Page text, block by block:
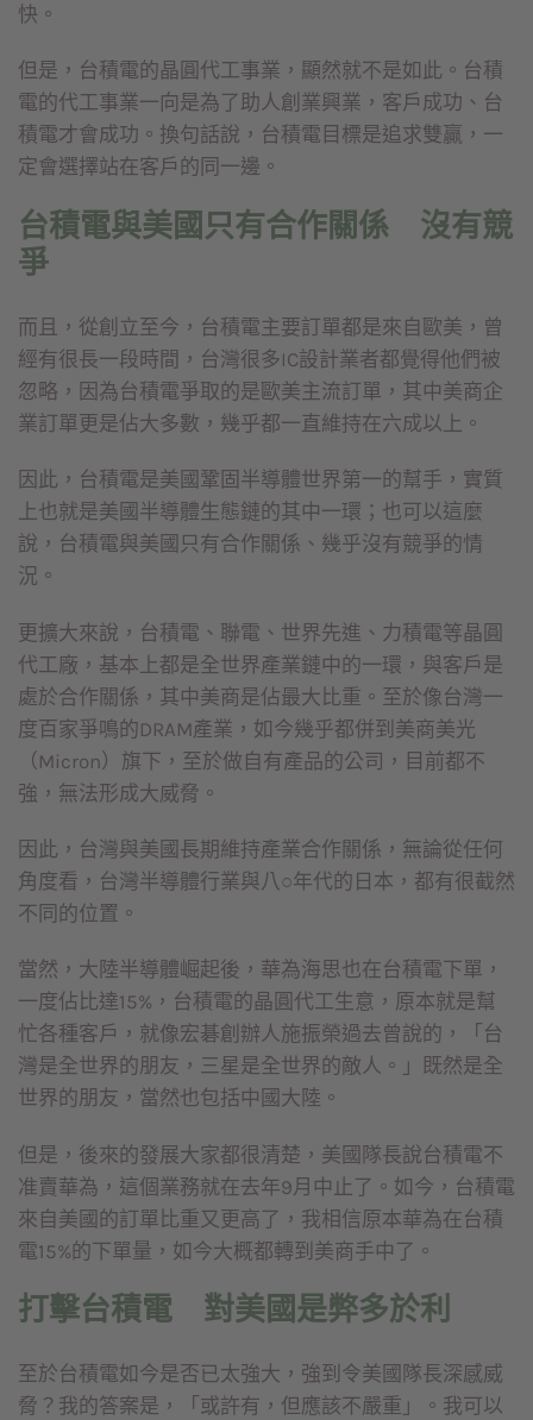
快。
但是，台積電的晶圓代工事業，顯然就不是如此。台積
電的代工事業一向是為了助人創業興業，客戶成功、台
積電才會成功。換句話說，台積電目標是追求雙贏，一
定會選擇站在客戶的同一邊。
台積電與美國只有合作關係 沒有競
爭
而且，從創立至今，台積電主要訂單都是來自歐美，曾
經有很長一段時間，台灣很多IC設計業者都覺得他們被
忽略，因為台積電爭取的是歐美主流訂單，其中美商企
業訂單更是佔大多數，幾乎都一直維持在六成以上。
因此，台積電是美國鞏固半導體世界第一的幫手，實質
上也就是美國半導體生態鏈的其中一環；也可以這麼
說，台積電與美國只有合作關係、幾乎沒有競爭的情
況。
更擴大來說，台積電、聯電、世界先進、力積電等晶圓
代工廠，基本上都是全世界產業鏈中的一環，與客戶是
處於合作關係，其中美商是佔最大比重。至於像台灣一
度百家爭鳴的DRAM產業，如今幾乎都併到美商美光
（Micron）旗下，至於做自有產品的公司，目前都不
強，無法形成大威脅。
因此，台灣與美國長期維持產業合作關係，無論從任何
角度看，台灣半導體行業與八○年代的日本，都有很截然
不同的位置。
當然，大陸半導體崛起後，華為海思也在台積電下單，
一度佔比達15%，台積電的晶圓代工生意，原本就是幫
忙各種客戶，就像宏碁創辦人施振榮過去曾說的，「台
灣是全世界的朋友，三星是全世界的敵人。」既然是全
世界的朋友，當然也包括中國大陸。
但是，後來的發展大家都很清楚，美國隊長說台積電不
准賣華為，這個業務就在去年9月中止了。如今，台積電
來自美國的訂單比重又更高了，我相信原本華為在台積
電15%的下單量，如今大概都轉到美商手中了。
打擊台積電 對美國是弊多於利
至於台積電如今是否已太強大，強到令美國隊長深感威
脅？我的答案是，「或許有，但應該不嚴重」。我可以